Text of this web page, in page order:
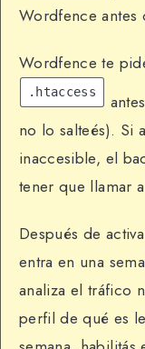
Wordfence antes
Wordfence te
.htaccess
no lo salteés). Si
inaccesible, el
tener que llamar
Después de
entra en una
analiza el tráfico
perfil de qué es